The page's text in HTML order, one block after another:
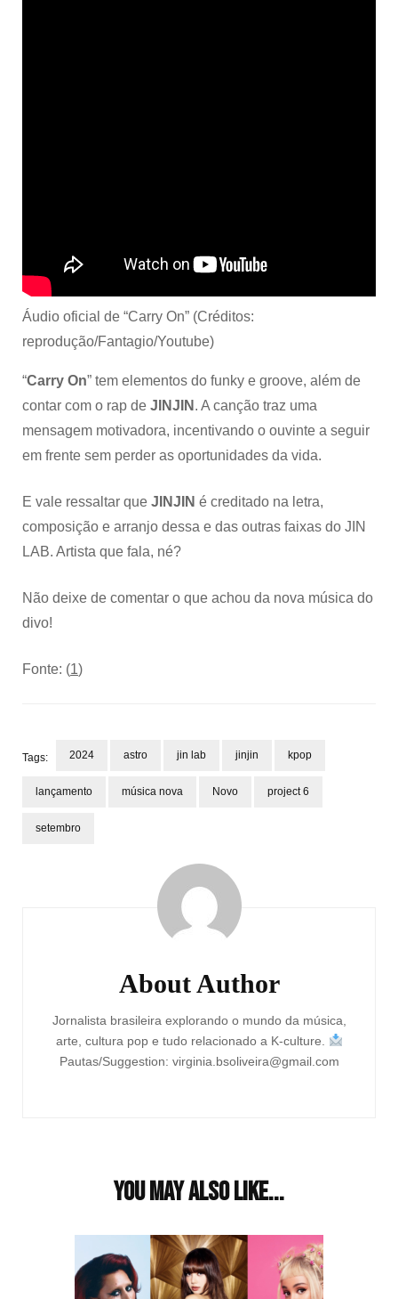
Áudio oficial de “Carry On” (Créditos:
reprodução/Fantagio/Youtube)
“Carry On” tem elementos do funky e groove, além de
contar com o rap de JINJIN . A canção traz uma
mensagem motivadora, incentivando o ouvinte a seguir
em frente sem perder as oportunidades da vida.
E vale ressaltar que JINJIN é creditado na letra,
composição e arranjo dessa e das outras faixas do JIN
LAB. Artista que fala, né?
Não deixe de comentar o que achou da nova música do
divo!
Fonte: (1)
Tags: 2024 astro jin lab jinjin kpop
lançamento música nova Novo project 6
setembro
About Author
Jornalista brasileira explorando o mundo da música,
arte, cultura pop e tudo relacionado a K-culture.
Pautas/Suggestion: virginia.bsoliveira@gmail.com
You may also like...